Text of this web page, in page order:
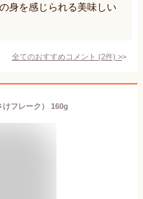
身を感じられる美味しい
全てのおすすめコメント (2件) >
けフレーク） 160g